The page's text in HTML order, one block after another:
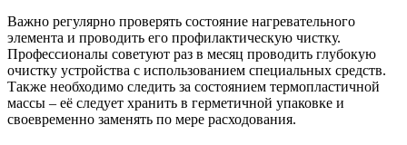
Важно регулярно проверять состояние нагревательного
элемента и проводить его профилактическую чистку.
Профессионалы советуют раз в месяц проводить глубокую
очистку устройства с использованием специальных средств.
Также необходимо следить за состоянием термопластичной
массы – её следует хранить в герметичной упаковке и
своевременно заменять по мере расходования.